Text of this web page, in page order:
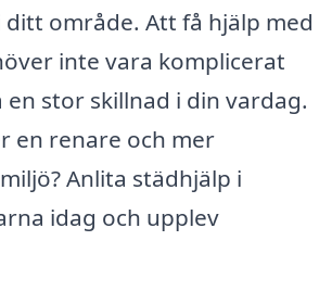
område. Att få hjälp med
inte vara komplicerat
en stor skillnad i din vardag.
en renare och mer
Anlita städhjälp i
idag och upplev